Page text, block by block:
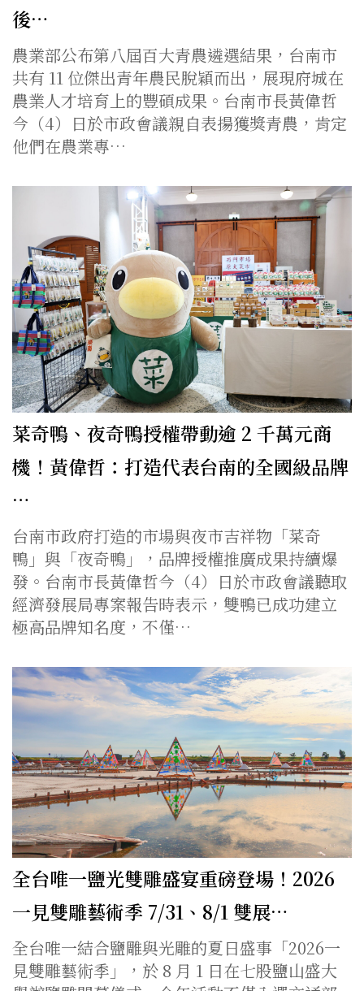
後…
農業部公布第八屆百大青農遴選結果，台南市
共有 11 位傑出青年農民脫穎而出，展現府城在
農業人才培育上的豐碩成果。台南市長黃偉哲
今（4）日於市政會議親自表揚獲獎青農，肯定
他們在農業專…
菜奇鴨、夜奇鴨授權帶動逾 2 千萬元商
機！黃偉哲：打造代表台南的全國級品牌
…
台南市政府打造的市場與夜市吉祥物「菜奇
鴨」與「夜奇鴨」，品牌授權推廣成果持續爆
發。台南市長黃偉哲今（4）日於市政會議聽取
經濟發展局專案報告時表示，雙鴨已成功建立
極高品牌知名度，不僅…
全台唯一鹽光雙雕盛宴重磅登場！2026
一見雙雕藝術季 7/31、8/1 雙展…
全台唯一結合鹽雕與光雕的夏日盛事「2026一
見雙雕藝術季」，於 8 月 1 日在七股鹽山盛大